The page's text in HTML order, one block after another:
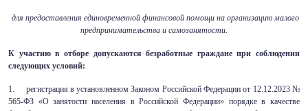
для предоставления единовременной финансовой помощи на организацию малого
предпринимательства и самозанятости.
К участию в отборе допускаются безработные граждане при соблюдении
следующих условий:
1. регистрация в установленном Законом Российской Федерации от 12.12.2023 №
565-ФЗ «О занятости населения в Российской Федерации» порядке в качестве